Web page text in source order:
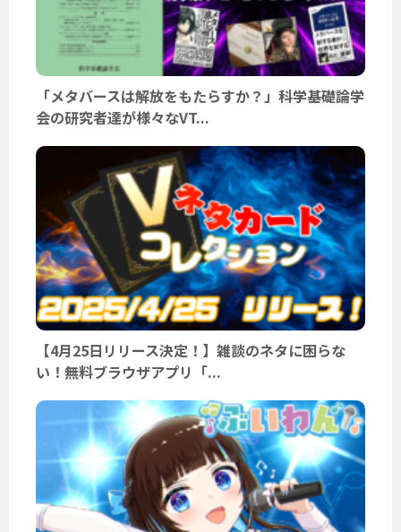
「メタバースは解放をもたらすか？」科学基礎論学
会の研究者達が様々なVT...
【4月25日リリース決定！】雑談のネタに困らな
い！無料ブラウザアプリ「...